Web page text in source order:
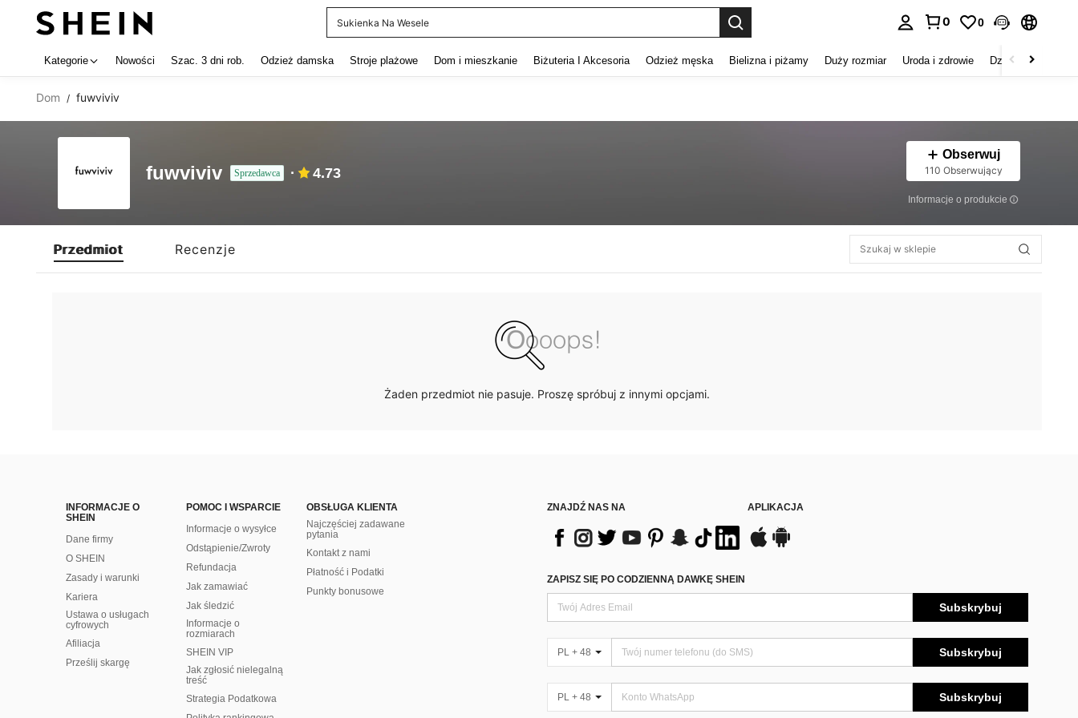
Sukienka Na Wesele
0 0
Kategorie Nowości Szac. 3 dni rob. Odzież damska Stroje plażowe Dom i mieszkanie Biżuteria I Akcesoria Odzież męska Bielizna i piżamy Duży rozmiar Uroda i zdrowie Dzieci
Dom / fuwviviv
fuwviviv Sprzedawca 4.73
Obserwuj
110 Obserwujący
Informacje o produkcie
Przedmiot Recenzje
Żaden przedmiot nie pasuje. Proszę spróbuj z innymi opcjami.
INFORMACJE O
SHEIN
Dane firmy
O SHEIN
Zasady i warunki
Kariera
Ustawa o usługach
cyfrowych
Afiliacja
Prześlij skargę
POMOC I WSPARCIE
Informacje o wysyłce
Odstąpienie/Zwroty
Refundacja
Jak zamawiać
Jak śledzić
Informacje o
rozmiarach
SHEIN VIP
Jak zgłosić nielegalną
treść
Strategia Podatkowa
OBSŁUGA KLIENTA
Najczęściej zadawane
pytania
Kontakt z nami
Płatność i Podatki
Punkty bonusowe
ZNAJDŹ NAS NA APLIKACJA
ZAPISZ SIĘ PO CODZIENNĄ DAWKĘ SHEIN
Subskrybuj
PL + 48 Subskrybuj
PL + 48 Subskrybuj